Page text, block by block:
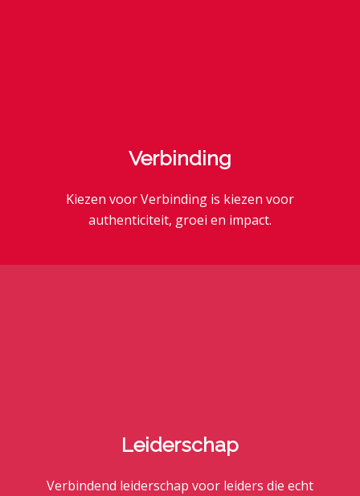
Verbinding
Kiezen voor Verbinding is kiezen voor
authenticiteit, groei en impact.
Leiderschap
Verbindend leiderschap voor leiders die echt